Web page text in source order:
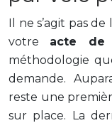
Il ne s’agit pas
votre acte de
méthodologie
demande.
reste une
sur place. La